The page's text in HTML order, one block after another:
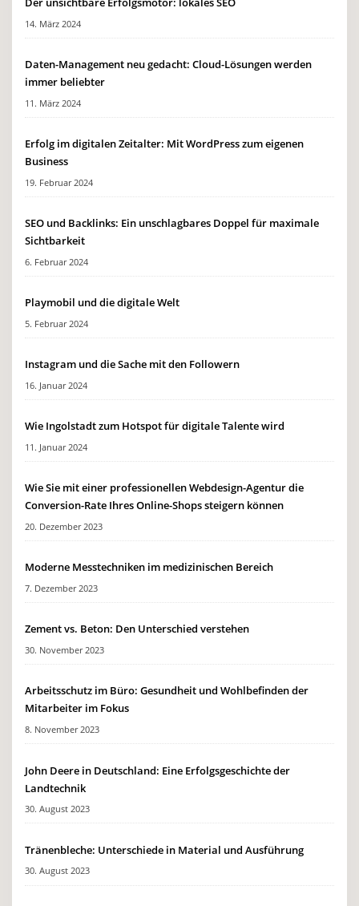
14. März 2024
Daten-Management neu gedacht: Cloud-Lösungen werden
immer beliebter
11. März 2024
Erfolg im digitalen Zeitalter: Mit WordPress zum eigenen
Business
19. Februar 2024
SEO und Backlinks: Ein unschlagbares Doppel für maximale
Sichtbarkeit
6. Februar 2024
Playmobil und die digitale Welt
5. Februar 2024
Instagram und die Sache mit den Followern
16. Januar 2024
Wie Ingolstadt zum Hotspot für digitale Talente wird
11. Januar 2024
Wie Sie mit einer professionellen Webdesign-Agentur die
Conversion-Rate Ihres Online-Shops steigern können
20. Dezember 2023
Moderne Messtechniken im medizinischen Bereich
7. Dezember 2023
Zement vs. Beton: Den Unterschied verstehen
30. November 2023
Arbeitsschutz im Büro: Gesundheit und Wohlbefinden der
Mitarbeiter im Fokus
8. November 2023
John Deere in Deutschland: Eine Erfolgsgeschichte der
Landtechnik
30. August 2023
Tränenbleche: Unterschiede in Material und Ausführung
30. August 2023